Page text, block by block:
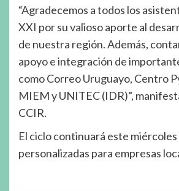
“Agradecemos a todos los
XXI por su valioso aporte al
de nuestra región. Además,
apoyo e integración de
como Correo Uruguayo, Centro
MIEM y UNITEC (IDR)”,
CCIR.
El ciclo continuará este
personalizadas para empresas